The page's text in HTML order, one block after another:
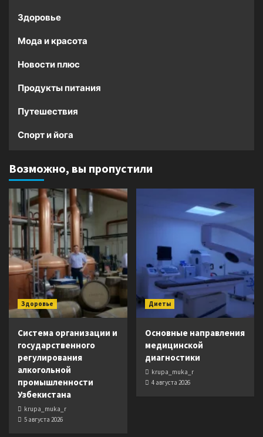
Здоровье
Мода и красота
Новости плюс
Продукты питания
Путешествия
Спорт и йога
Возможно, вы пропустили
Здоровье
Система организации и
государственного
регулирования
алкогольной
промышленности
Узбекистана
krupa_muka_r
5 августа 2026
Диеты
Основные направления
медицинской
диагностики
krupa_muka_r
4 августа 2026